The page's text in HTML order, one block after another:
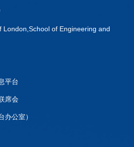
London,School of Engineering and
平台
席会
办公室）